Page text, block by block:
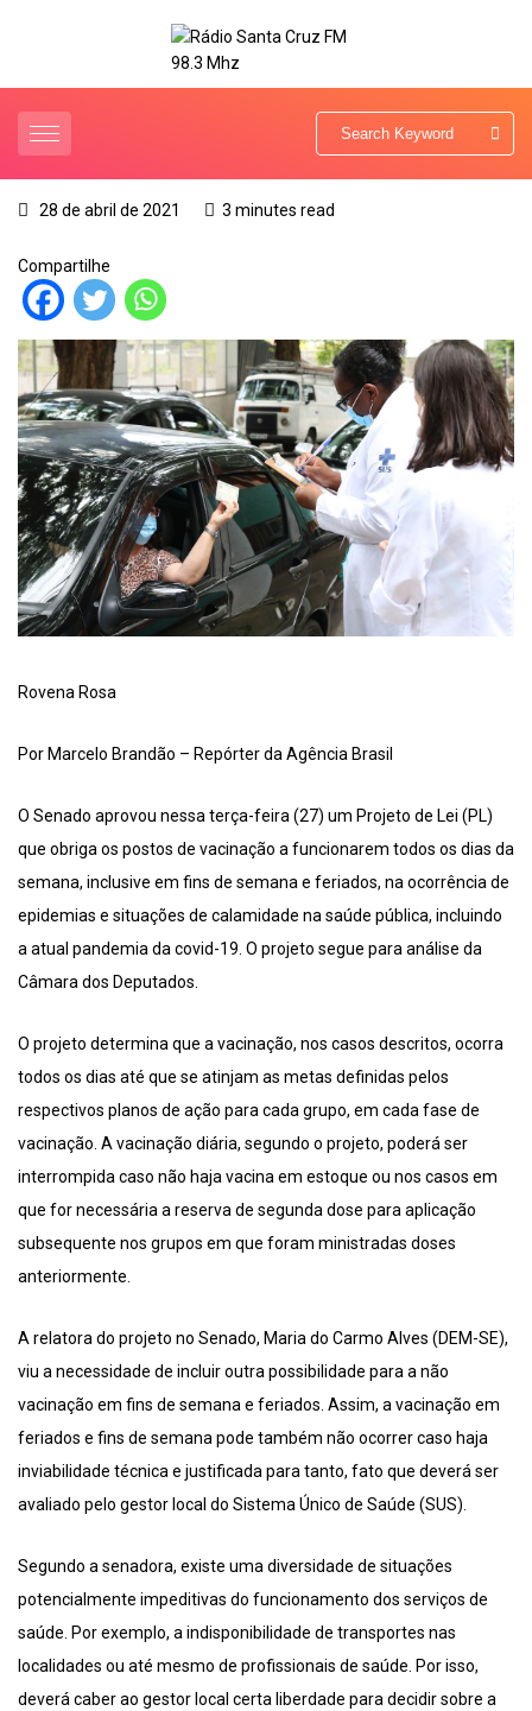
28 de abril de 2021 3 minutes read
Compartilhe
Rovena Rosa
Por Marcelo Brandão – Repórter da Agência Brasil
O Senado aprovou nessa terça-feira (27) um Projeto de Lei (PL)
que obriga os postos de vacinação a funcionarem todos os dias da
semana, inclusive em fins de semana e feriados, na ocorrência de
epidemias e situações de calamidade na saúde pública, incluindo
a atual pandemia da covid-19. O projeto segue para análise da
Câmara dos Deputados.
O projeto determina que a vacinação, nos casos descritos, ocorra
todos os dias até que se atinjam as metas definidas pelos
respectivos planos de ação para cada grupo, em cada fase de
vacinação. A vacinação diária, segundo o projeto, poderá ser
interrompida caso não haja vacina em estoque ou nos casos em
que for necessária a reserva de segunda dose para aplicação
subsequente nos grupos em que foram ministradas doses
anteriormente.
A relatora do projeto no Senado, Maria do Carmo Alves (DEM-SE),
viu a necessidade de incluir outra possibilidade para a não
vacinação em fins de semana e feriados. Assim, a vacinação em
feriados e fins de semana pode também não ocorrer caso haja
inviabilidade técnica e justificada para tanto, fato que deverá ser
avaliado pelo gestor local do Sistema Único de Saúde (SUS).
Segundo a senadora, existe uma diversidade de situações
potencialmente impeditivas do funcionamento dos serviços de
saúde. Por exemplo, a indisponibilidade de transportes nas
localidades ou até mesmo de profissionais de saúde. Por isso,
deverá caber ao gestor local certa liberdade para decidir sobre a